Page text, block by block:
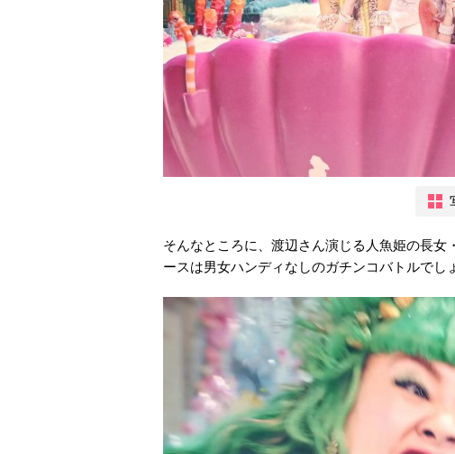
そんなところに、渡辺さん演じる人魚姫の長
ースは男女ハンディなしのガチンコバトルでし